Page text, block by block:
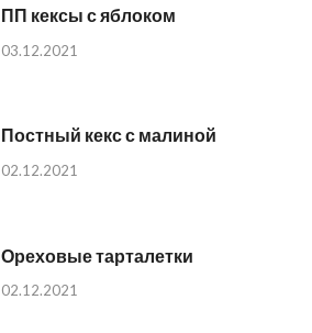
ПП кексы с яблоком
03.12.2021
Постный кекс с малиной
02.12.2021
Ореховые тарталетки
02.12.2021